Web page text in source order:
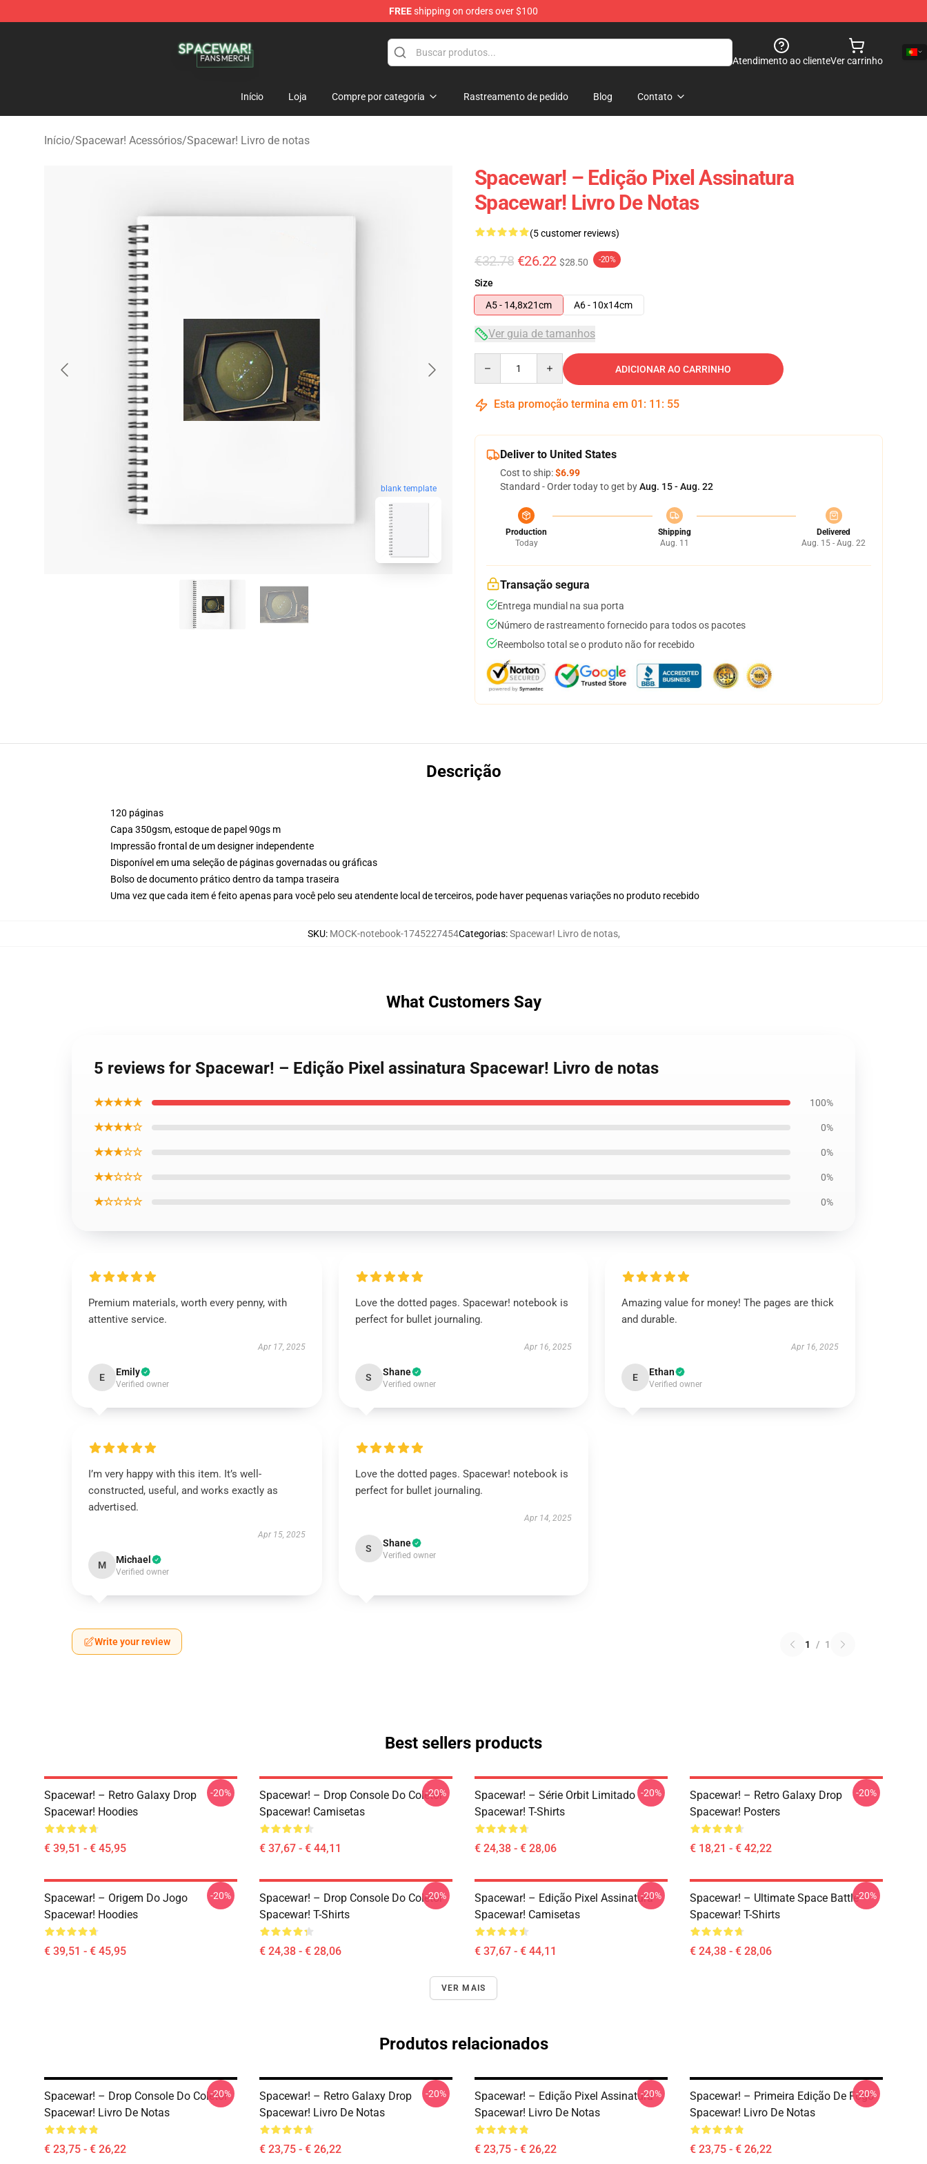
FREEshipping on orders over $100
Atendimento ao clienteVer carrinho
Início Loja Compre por categoria Rastreamento de pedido Blog Contato
Início/Spacewar! Acessórios/Spacewar! Livro de notas
blank template
Spacewar! – Edição Pixel Assinatura
Spacewar! Livro De Notas
(5 customer reviews)
€32.78 €26.22 $28.50 -20%
Size
A5 - 14,8x21cm
A6 - 10x14cm
Ver guia de tamanhos
ADICIONAR AO CARRINHO
Esta promoção termina em 01 : 11 : 54
Deliver to United States
Cost to ship:$6.99
Standard - Order today to get byAug. 15 - Aug. 22
Production
Today
Shipping
Aug. 11
Delivered
Aug. 15 - Aug. 22
Transação segura
Entrega mundial na sua porta
Número de rastreamento fornecido para todos os pacotes
Reembolso total se o produto não for recebido
Descrição
120 páginas
Capa 350gsm, estoque de papel 90gs m
Impressão frontal de um designer independente
Disponível em uma seleção de páginas governadas ou gráficas
Bolso de documento prático dentro da tampa traseira
Uma vez que cada item é feito apenas para você pelo seu atendente local de terceiros, pode haver pequenas variações no produto recebido
SKU: MOCK-notebook-1745227454Categorias:Spacewar! Livro de notas,
What Customers Say
5 reviews for Spacewar! – Edição Pixel assinatura Spacewar! Livro de notas
★★★★★ 100%
★★★★☆ 0%
★★★☆☆ 0%
★★☆☆☆ 0%
★☆☆☆☆ 0%
Premium materials, worth every penny, with
attentive service.
Apr 17, 2025
E Emily
Verified owner
Love the dotted pages. Spacewar! notebook is
perfect for bullet journaling.
Apr 16, 2025
S Shane
Verified owner
Amazing value for money! The pages are thick
and durable.
Apr 16, 2025
E Ethan
Verified owner
I’m very happy with this item. It’s well-
constructed, useful, and works exactly as
advertised.
Apr 15, 2025
M Michael
Verified owner
Love the dotted pages. Spacewar! notebook is
perfect for bullet journaling.
Apr 14, 2025
S Shane
Verified owner
Write your review 1 / 1
Best sellers products
Spacewar! – Retro Galaxy Drop
Spacewar! Hoodies
€ 39,51 - € 45,95
-20%
Spacewar! – Drop Console Do Coletor
Spacewar! Camisetas
€ 37,67 - € 44,11
-20%
Spacewar! – Série Orbit Limitado
Spacewar! T-Shirts
€ 24,38 - € 28,06
-20%
Spacewar! – Retro Galaxy Drop
Spacewar! Posters
€ 18,21 - € 42,22
-20%
Spacewar! – Origem Do Jogo
Spacewar! Hoodies
€ 39,51 - € 45,95
-20%
Spacewar! – Drop Console Do Coletor
Spacewar! T-Shirts
€ 24,38 - € 28,06
-20%
Spacewar! – Edição Pixel Assinatura
Spacewar! Camisetas
€ 37,67 - € 44,11
-20%
Spacewar! – Ultimate Space Battle
Spacewar! T-Shirts
€ 24,38 - € 28,06
-20%
VER MAIS
Produtos relacionados
Spacewar! – Drop Console Do Coletor
Spacewar! Livro De Notas
€ 23,75 - € 26,22
-20%
Spacewar! – Retro Galaxy Drop
Spacewar! Livro De Notas
€ 23,75 - € 26,22
-20%
Spacewar! – Edição Pixel Assinatura
Spacewar! Livro De Notas
€ 23,75 - € 26,22
-20%
Spacewar! – Primeira Edição De Fogo
Spacewar! Livro De Notas
€ 23,75 - € 26,22
-20%